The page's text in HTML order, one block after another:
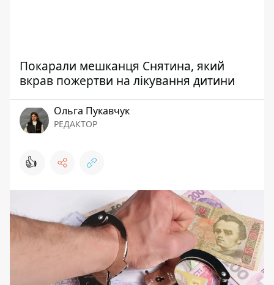
Покарали мешканця Снятина, який
вкрав пожертви на лікування дитини
Ольга Пукавчук
РЕДАКТОР
👍